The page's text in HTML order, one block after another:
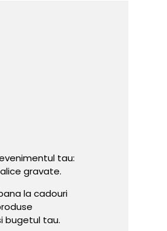
tau:
gravate.
la cadouri
bugetul tau.